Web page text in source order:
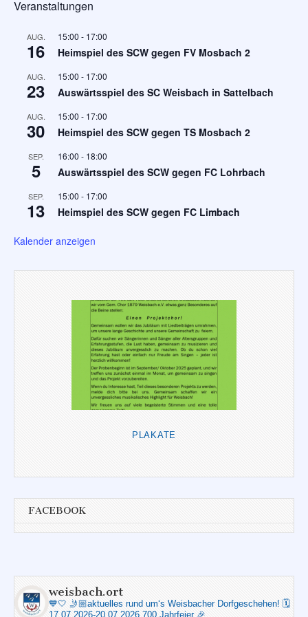
Veranstaltungen
AUG.
16
15:00 - 17:00
Heimspiel des SCW gegen FV Mosbach 2
AUG.
23
15:00 - 17:00
Auswärtsspiel des SC Weisbach in Sattelbach
AUG.
30
15:00 - 17:00
Heimspiel des SCW gegen TS Mosbach 2
SEP.
5
16:00 - 18:00
Auswärtsspiel des SCW gegen FC Lohrbach
SEP.
13
15:00 - 17:00
Heimspiel des SCW gegen FC Limbach
Kalender anzeigen
PLAKATE
FACEBOOK
weisbach.ort
💙🤍 🤳🏼aktuelles rund um‘s Weisbacher Dorfgeschehen! 🗓️
17.07.2026-20.07.2026 700 Jahrfeier 🎉